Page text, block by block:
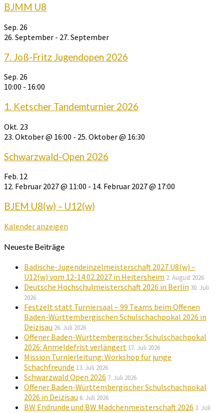
BJMM U8
Sep. 26
26. September - 27. September
7. Joß-Fritz Jugendopen 2026
Sep. 26
10:00 - 16:00
1. Ketscher Tandemturnier 2026
Okt. 23
23. Oktober @ 16:00 - 25. Oktober @ 16:30
Schwarzwald-Open 2026
Feb. 12
12. Februar 2027 @ 11:00 - 14. Februar 2027 @ 17:00
BJEM U8(w) – U12(w)
Kalender anzeigen
Neueste Beiträge
Badische-Jugendeinzelmeisterschaft 2027 U8(w) –
U12(w) vom 12-14.02.2027 in Heitersheim 2. August 2026
Deutsche Hochschulmeisterschaft 2026 in Berlin 30. Juli
2026
Festzelt statt Turniersaal – 99 Teams beim Offenen
Baden-Württembergischen Schulschachpokal 2026 in
Deizisau 26. Juli 2026
Offener Baden-Württembergischer Schulschachpokal
2026: Anmeldefrist verlängert 17. Juli 2026
Mission Turnierleitung: Workshop für junge
Schachfreunde 13. Juli 2026
Schwarzwald Open 2026 7. Juli 2026
Offener Baden-Württembergischer Schulschachpokal
2026 in Deizisau 6. Juli 2026
BW Endrunde und BW Mädchenmeisterschaft 2026 3. Juli